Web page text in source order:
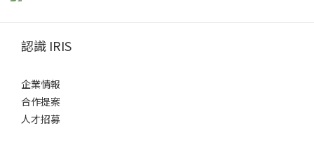
認識 IRIS
企業情報
合作提案
人才招募